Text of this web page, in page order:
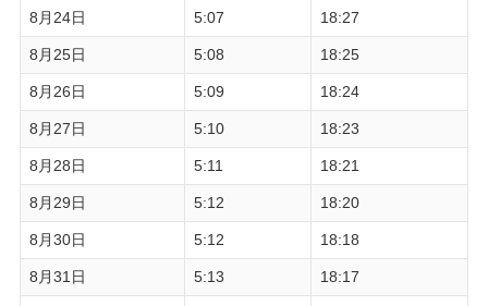
8月24日 5:07 18:27
8月25日 5:08 18:25
8月26日 5:09 18:24
8月27日 5:10 18:23
8月28日 5:11 18:21
8月29日 5:12 18:20
8月30日 5:12 18:18
8月31日 5:13 18:17